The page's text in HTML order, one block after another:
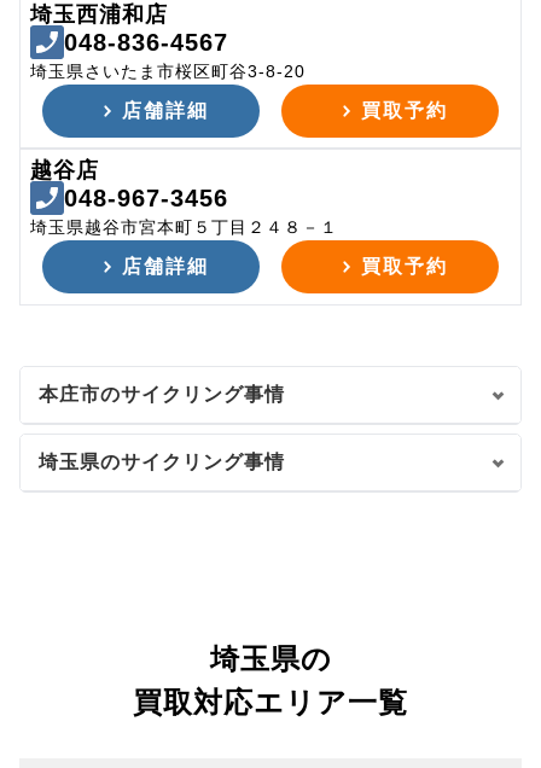
埼玉西浦和店
048-836-4567
埼玉県さいたま市桜区町谷3-8-20
店舗詳細 買取予約
越谷店
048-967-3456
埼玉県越谷市宮本町５丁目２４８－１
店舗詳細 買取予約
本庄市のサイクリング事情
埼玉県のサイクリング事情
埼玉県の
買取対応エリア一覧